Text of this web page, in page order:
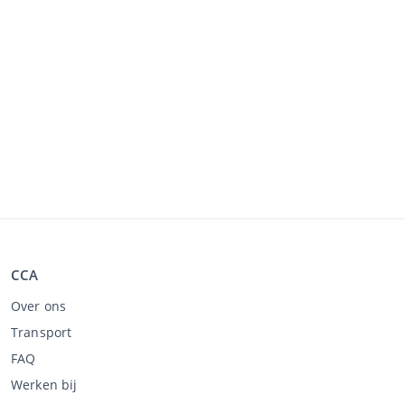
CCA
Over ons
Transport
FAQ
Werken bij